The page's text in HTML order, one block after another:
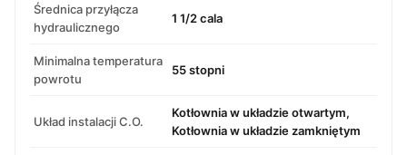
Średnica przyłącza
hydraulicznego
1 1/2 cala
Minimalna temperatura
powrotu
55 stopni
Układ instalacji C.O.
Kotłownia w układzie otwartym,
Kotłownia w układzie zamkniętym